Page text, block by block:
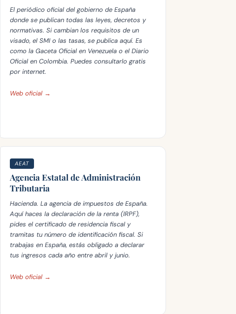
El periódico oficial del gobierno de España
donde se publican todas las leyes, decretos y
normativas. Si cambian los requisitos de un
visado, el SMI o las tasas, se publica aquí. Es
como la Gaceta Oficial en Venezuela o el Diario
Oficial en Colombia. Puedes consultarlo gratis
por internet.
Web oficial →
AEAT
Agencia Estatal de Administración
Tributaria
Hacienda. La agencia de impuestos de España.
Aquí haces la declaración de la renta (IRPF),
pides el certificado de residencia fiscal y
tramitas tu número de identificación fiscal. Si
trabajas en España, estás obligado a declarar
tus ingresos cada año entre abril y junio.
Web oficial →